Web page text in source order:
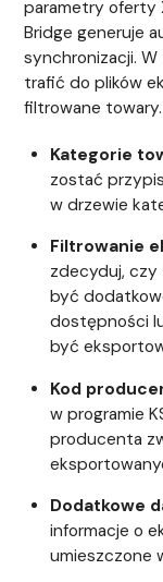
parametry oferty
Bridge generuje
synchronizacji.
trafić do plików
filtrowane towary.
Kategorie
zostać
w drzewie
Filtrowanie
zdecyduj,
być
dostępności
być
Kod
w programie
producenta
Dodatkowe
informacje o
umieszczone